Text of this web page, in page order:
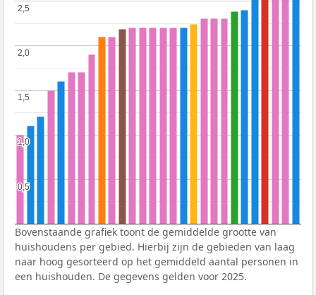
0,5
0,5
1,0
1,0
1,5
1,5
2,0
2,0
2,5
2,5
Bovenstaande grafiek toont de gemiddelde grootte van
huishoudens per gebied. Hierbij zijn de gebieden van laag
naar hoog gesorteerd op het gemiddeld aantal personen in
een huishouden. De gegevens gelden voor 2025.